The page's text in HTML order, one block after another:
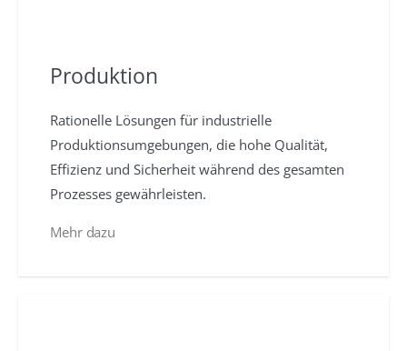
Produktion
Rationelle Lösungen für industrielle
Produktionsumgebungen, die hohe Qualität,
Effizienz und Sicherheit während des gesamten
Prozesses gewährleisten.
Mehr dazu